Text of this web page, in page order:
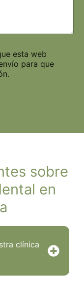
esta web
para que
sobre
en
clínica